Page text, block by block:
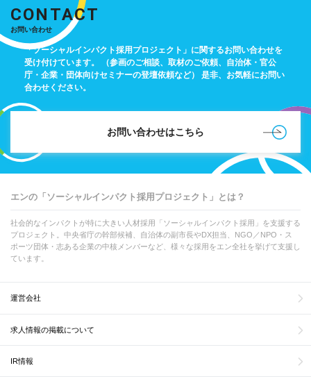
CONTACT
お問い合わせ
「ソーシャルインパクト採用プロジェクト」に関するお問い合わせを
受け付けています。
（参画のご相談、取材のご依頼、自治体・官公
庁・企業・団体向けセミナーの登壇依頼など）
是非、お気軽にお問い
合わせください。
お問い合わせはこちら
エンの「ソーシャルインパクト採用プロジェクト」とは？
社会的なインパクトが特に大きい人材採用「ソーシャルインパクト採用」を支援する
プロジェクト。中央省庁の幹部候補、自治体の副市長やDX担当、NGO／NPO・ス
ポーツ団体・志ある企業の中核メンバーなど、様々な採用をエン全社を挙げて支援し
ています。
運営会社
求人情報の掲載について
IR情報